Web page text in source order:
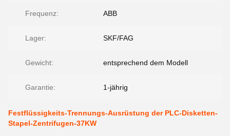
Frequenz: ABB
Lager: SKF/FAG
Gewicht: entsprechend dem Modell
Garantie: 1-jährig
Festflüssigkeits-Trennungs-Ausrüstung der PLC-Disketten-
Stapel-Zentrifugen-37KW